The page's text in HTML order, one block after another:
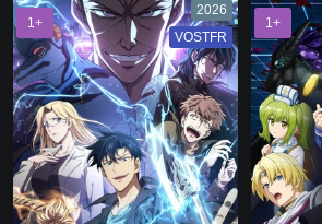
1+
2026
VOSTFR
1+